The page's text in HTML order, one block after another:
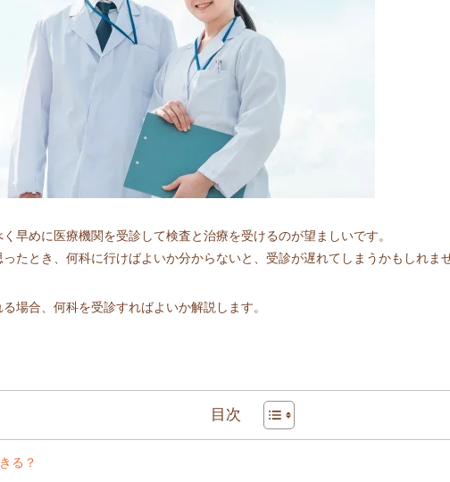
早めに医療機関を受診して検査と治療を受けるのが望ましいです。
たとき、何科に行けばよいか分からないと、受診が遅れてしまうかもしれま
場合、何科を受診すればよいか解説します。
目次
る？